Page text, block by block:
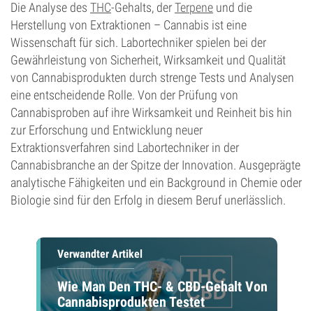
Die Analyse des THC-Gehalts, derTerpene und die
Herstellung von Extraktionen – Cannabis ist eine
Wissenschaft für sich. Labortechniker spielen bei der
Gewährleistung von Sicherheit, Wirksamkeit und Qualität
von Cannabisprodukten durch strenge Tests und Analysen
eine entscheidende Rolle. Von der Prüfung von
Cannabisproben auf ihre Wirksamkeit und Reinheit bis hin
zur Erforschung und Entwicklung neuer
Extraktionsverfahren sind Labortechniker in der
Cannabisbranche an der Spitze der Innovation. Ausgeprägte
analytische Fähigkeiten und ein Background in Chemie oder
Biologie sind für den Erfolg in diesem Beruf unerlässlich.
Verwandter Artikel
Wie Man Den THC- & CBD-Gehalt Von
Cannabisprodukten Testet